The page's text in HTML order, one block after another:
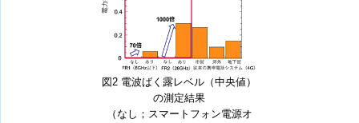
図2 電波ばく露レベル（中央値）
の測定結果
（なし；スマートフォン電源オ